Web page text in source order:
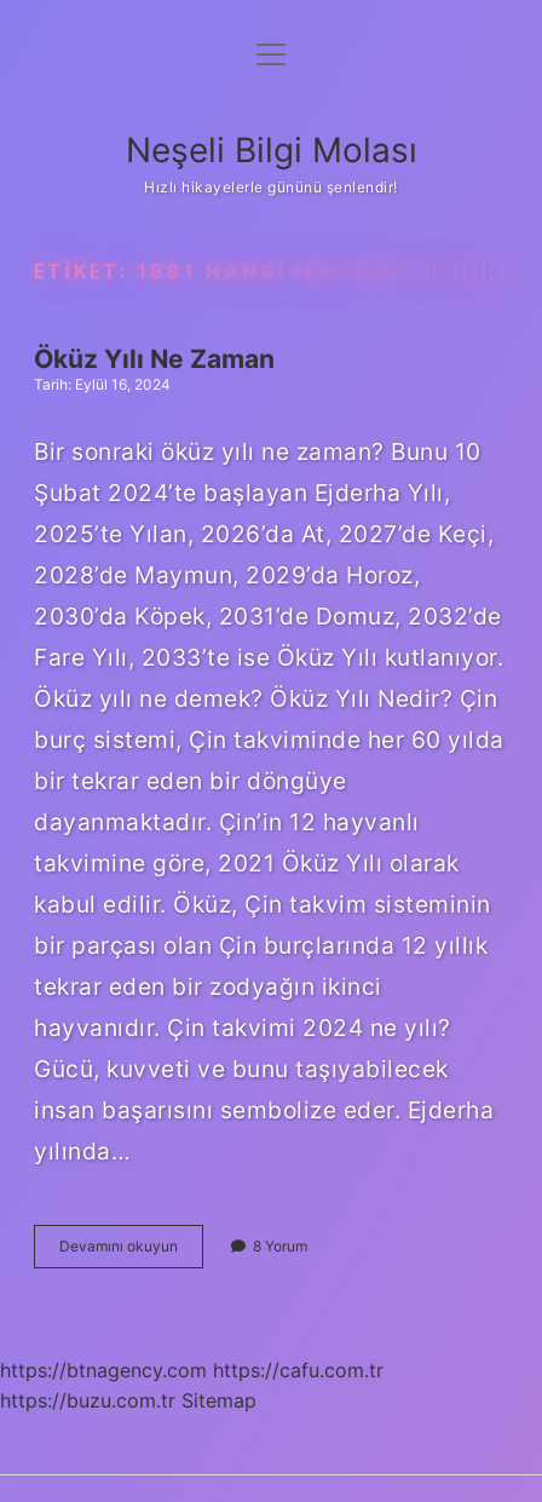
Anasayfa
Yasal Uyarı
menüyü
Neşeli Bilgi Molası
Hızlı hikayelerle gününü şenlendir!
ETIKET: 1881 HANGI HAYVAN YILIDIR
Öküz Yılı Ne Zaman
Tarih: Eylül 16, 2024
Bir sonraki öküz yılı ne zaman? Bunu 10
Şubat 2024’te başlayan Ejderha Yılı,
2025’te Yılan, 2026’da At, 2027’de Keçi,
2028’de Maymun, 2029’da Horoz,
2030’da Köpek, 2031’de Domuz, 2032’de
Fare Yılı, 2033’te ise Öküz Yılı kutlanıyor.
Öküz yılı ne demek? Öküz Yılı Nedir? Çin
burç sistemi, Çin takviminde her 60 yılda
bir tekrar eden bir döngüye
dayanmaktadır. Çin’in 12 hayvanlı
takvimine göre, 2021 Öküz Yılı olarak
kabul edilir. Öküz, Çin takvim sisteminin
bir parçası olan Çin burçlarında 12 yıllık
tekrar eden bir zodyağın ikinci
hayvanıdır. Çin takvimi 2024 ne yılı?
Gücü, kuvveti ve bunu taşıyabilecek
insan başarısını sembolize eder. Ejderha
yılında…
Devamını okuyun
Yılı
8 Yorum
https://btnagency.com https://cafu.com.tr
https://buzu.com.tr Sitemap